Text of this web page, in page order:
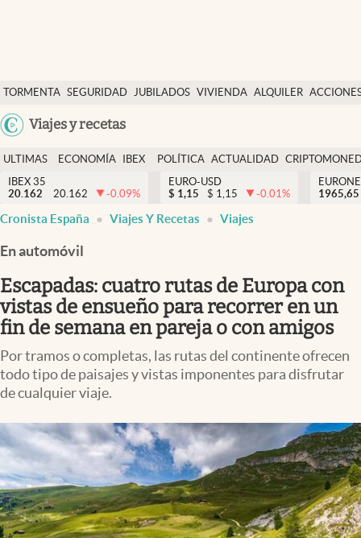
TORMENTA SEGURIDAD JUBILADOS VIVIENDA ALQUILER
USA
Viajes y recetas
Economía y finanzas
Política
Actualidad
Criptomonedas
España
ULTIMAS
NOTICIAS
ECONOMÍA
FINANZAS
IBEX
EURO
POLÍTICA ACTUALIDAD
IBEX 35
20.162
20.162 -0.09%
EURO-USD
$ 1,15 $ 1,15 -0.01%
1965,65
Cronista España Viajes Y Recetas Viajes
En automóvil
Escapadas: cuatro rutas de Europa con
vistas de ensueño para recorrer en un
fin de semana en pareja o con amigos
Por tramos o completas, las rutas del continente ofrecen
todo tipo de paisajes y vistas imponentes para disfrutar
de cualquier viaje.